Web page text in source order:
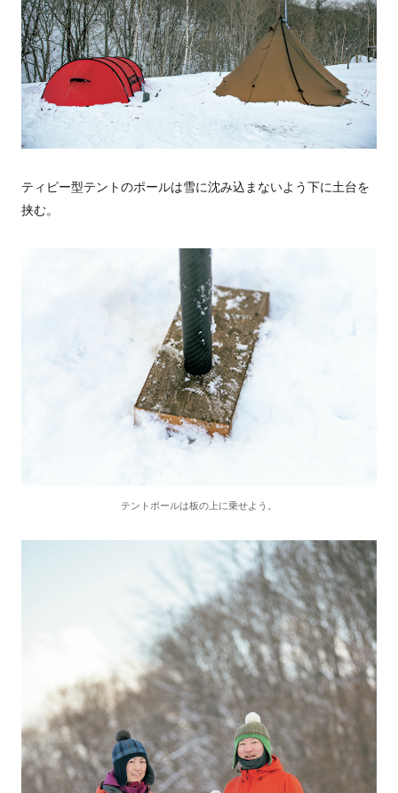
ティピー型テントのポールは雪に沈み込まないよう下に土台を
挟む。
テントポールは板の上に乗せよう。